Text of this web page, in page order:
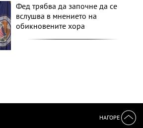
Фед трябва да започне да се
вслушва в мнението на
обикновените хора
НАГОРЕ